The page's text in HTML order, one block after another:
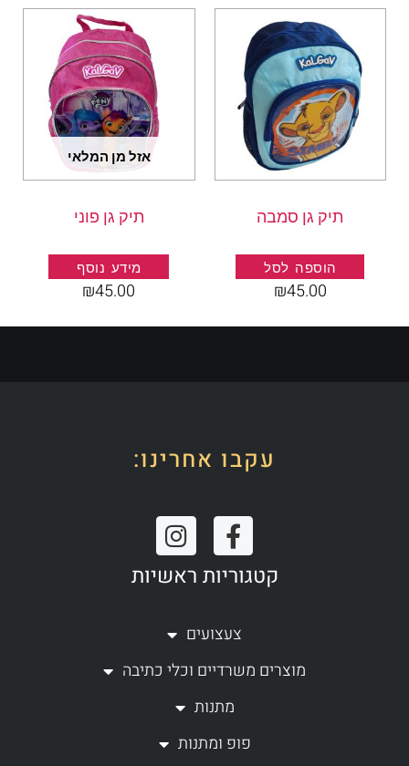
תיק גן סמבה
הוספה לסל
₪45.00
אזל מן המלאי
תיק גן פוני
מידע נוסף
₪45.00
עקבו אחרינו:
F
a
c
b
o
k
f
I
n
s
a
r
a
קטגוריות ראשיות
צעצועים
מוצרים משרדיים וכלי כתיבה
מתנות
פופ ומתנות